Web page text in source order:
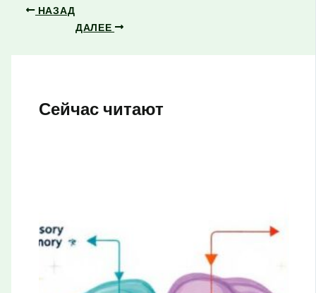
НАЗАД
ДАЛЕЕ
Сейчас читают